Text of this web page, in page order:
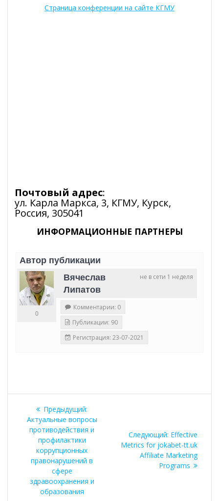
Страница конференции на сайте КГМУ
Почтовый адрес:
ул. Карла Маркса, 3, КГМУ, Курск,
Россия, 305041
ИНФОРМАЦИОННЫЕ ПАРТНЕРЫ
Автор публикации
не в сети 1 неделя
Вячеслав
Липатов
0
Комментарии: 0
Публикации: 90
Регистрация: 23-07-2021
Навигация
по
записям
Предыдущий:
запись:
Актуальные вопросы
противодействия и
профилактики
коррупционных
правонарушений в
сфере
здравоохранения и
образования
Следующий: Следующая
запись:
Effective
Metrics for jokabet-tt.uk
Affiliate Marketing
Programs